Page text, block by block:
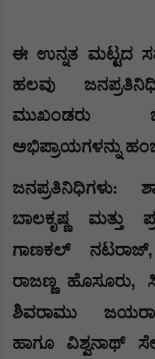
​​ಈ ಉನ್ನತ ಮಟ್ಟದ
ಹಲವು
ಮುಖಂಡರು
ಅಭಿಪ್ರಾಯಗಳನ್ನು
​ಜನಪ್ರತಿನಿಧಿಗಳು:
ಬಾಲಕೃಷ್ಣ ಮತ್ತು
ಗಾಣಕಲ್ ನಟರಾಜ್
ರಾಜಣ್ಣ ಹೊಸೂರು,
ಶಿವರಾಮು
ಹಾಗೂ ವಿಶ್ವನಾಥ್